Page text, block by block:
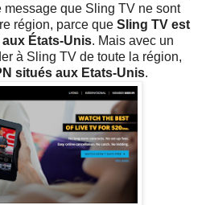
message que Sling TV ne sont
région, parce que Sling TV est
États-Unis. Mais avec un
à Sling TV de toute la région,
situés aux Etats-Unis.